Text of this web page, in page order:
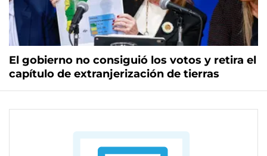
El gobierno no consiguió los votos y retira el
capítulo de extranjerización de tierras